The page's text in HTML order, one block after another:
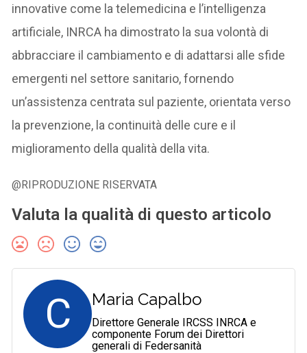
innovative come la telemedicina e l’intelligenza
artificiale, INRCA ha dimostrato la sua volontà di
abbracciare il cambiamento e di adattarsi alle sfide
emergenti nel settore sanitario, fornendo
un’assistenza centrata sul paziente, orientata verso
la prevenzione, la continuità delle cure e il
miglioramento della qualità della vita.
@RIPRODUZIONE RISERVATA
Valuta la qualità di questo articolo
C Maria Capalbo
Direttore Generale IRCSS INRCA e
componente Forum dei Direttori
generali di Federsanità